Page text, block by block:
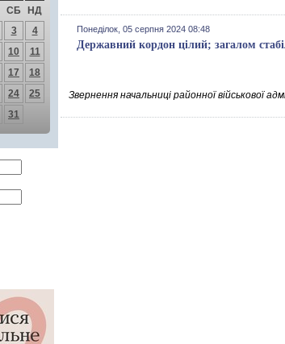
СБ
НД
3
4
10
11
17
18
24
25
31
Понеділок, 05 серпня 2024 08:48
Державний кордон цілий; загалом
Звернення начальниці районної військової